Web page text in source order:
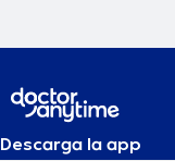
Descarga la app